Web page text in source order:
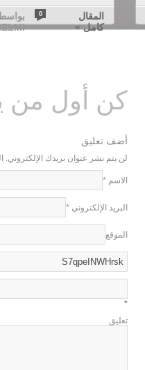
0
المقال
كامل »
كن أول من
أضف تعليق
لن يتم نشر عنوان بريدك الإلكتروني.
الاسم *
البريد الإلكتروني *
الموقع
*
تعليق